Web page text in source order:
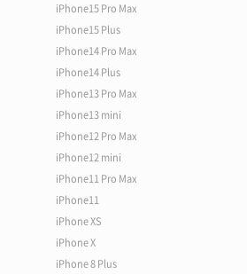
iPhone15 Pro Max
iPhone15 Plus
iPhone14 Pro Max
iPhone14 Plus
iPhone13 Pro Max
iPhone13 mini
iPhone12 Pro Max
iPhone12 mini
iPhone11 Pro Max
iPhone11
iPhone XS
iPhone X
iPhone 8 Plus